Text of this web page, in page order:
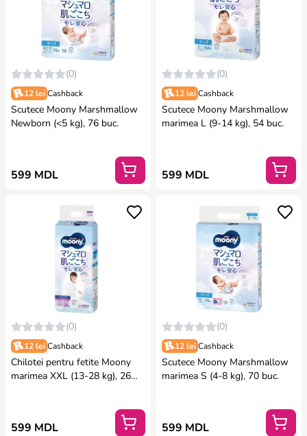
(0)
12 lei Cashback
Scutece Moony Marshmallow
Newborn (<5 kg), 76 buc.
599 MDL
(0)
12 lei Cashback
Scutece Moony Marshmallow
marimea L (9-14 kg), 54 buc.
599 MDL
(0)
12 lei Cashback
Chilotei pentru fetite Moony
marimea XXL (13-28 kg), 26
599 MDL
(0)
12 lei Cashback
Scutece Moony Marshmallow
marimea S (4-8 kg), 70 buc.
599 MDL